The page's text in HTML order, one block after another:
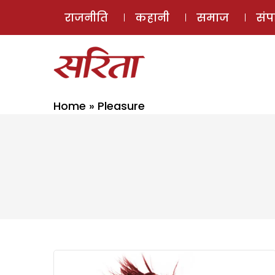
राजनीति कहानी समाज
Home » Pleasure